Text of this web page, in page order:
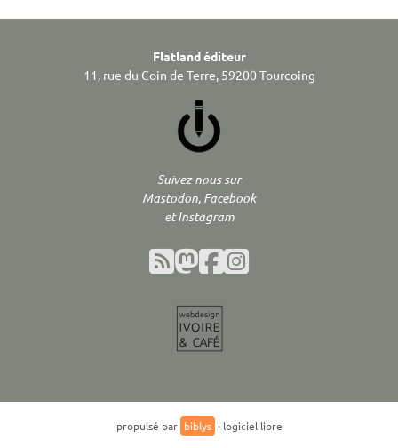
Flatland éditeur
11, rue du Coin de Terre, 59200 Tourcoing
Suivez-nous sur
Mastodon, Facebook
et Instagram
propulsé par biblys · logiciel libre